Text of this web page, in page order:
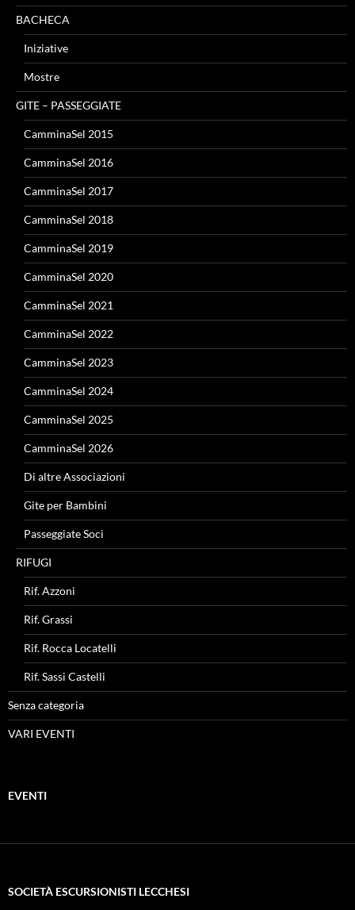
BACHECA
Iniziative
Mostre
GITE – PASSEGGIATE
CamminaSel 2015
CamminaSel 2016
CamminaSel 2017
CamminaSel 2018
CamminaSel 2019
CamminaSel 2020
CamminaSel 2021
CamminaSel 2022
CamminaSel 2023
CamminaSel 2024
CamminaSel 2025
CamminaSel 2026
Di altre Associazioni
Gite per Bambini
Passeggiate Soci
RIFUGI
Rif. Azzoni
Rif. Grassi
Rif. Rocca Locatelli
Rif. Sassi Castelli
Senza categoria
VARI EVENTI
EVENTI
SOCIETÀ ESCURSIONISTI LECCHESI